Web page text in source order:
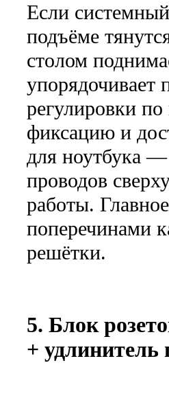
Если
подъёме
столом
упорядочивает
регулировки
фиксацию и
для ноутбука
проводов
работы.
поперечинами
решётки.
5. Блок
+ удлинитель